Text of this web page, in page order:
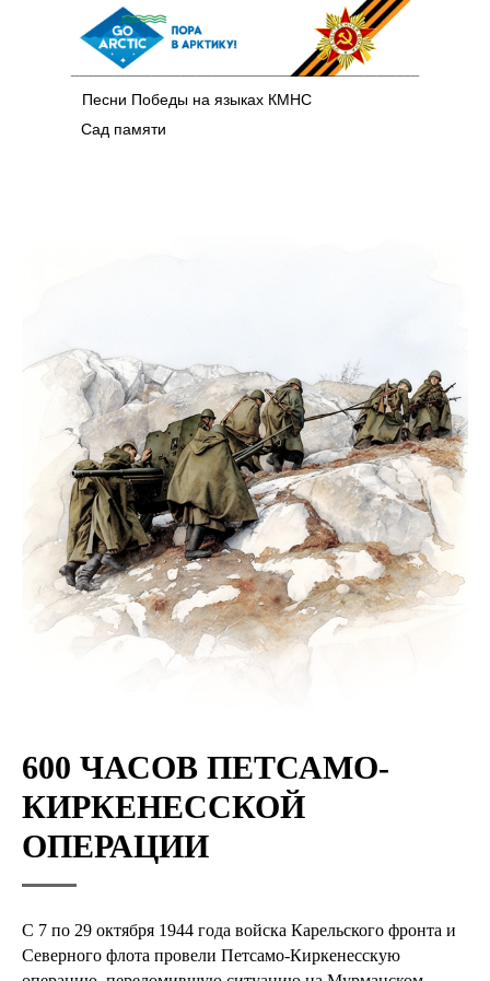
Песни Победы на языках КМНС
Сад памяти
600 ЧАСОВ ПЕТСАМО-
КИРКЕНЕССКОЙ
ОПЕРАЦИИ
C 7 по 29 октября 1944 года войска Карельского фронта и
Северного флота провели Петсамо-Киркенесскую